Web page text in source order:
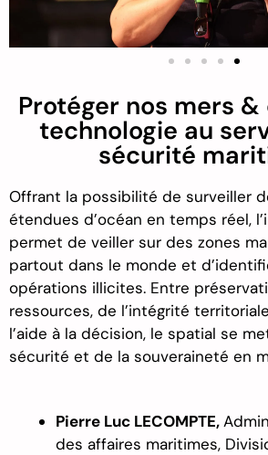
Protéger nos mers &
technologie au
sécurité
Offrant la possibilité de surveiller
étendues d’océan en temps réel,
permet de veiller sur des zones
partout dans le monde et
opérations illicites. Entre
ressources, de l’intégrité
l’aide à la décision, le spatial se
sécurité et de la souveraineté en
Pierre Luc LECOMPTE,
des affaires maritimes,